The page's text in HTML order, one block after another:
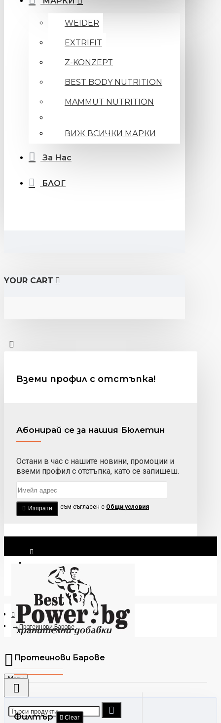
WEIDER
EXTRIFIT
Z-KONZEPT
BEST BODY NUTRITION
MAMMUT NUTRITION
ВИЖ ВСИЧКИ МАРКИ
За Нас
БЛОГ
YOUR CART
Вземи профил с отстъпка!
Абонирай се за нашия Бюлетин
Остани в час с нашите новини, промоции и
вземи профил с отстъпка, като се запишеш.
Изпрати
Прочетох и съм съгласен с Общи условия
Регистрация
Menu
Протеинови Барове
Протеинови Барове
Филтър Clear